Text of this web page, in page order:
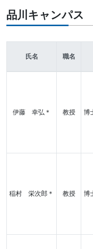
品川キャンパス
氏名 職名
伊藤 幸弘＊ 教授
博
稲村 栄次郎＊ 教授
博